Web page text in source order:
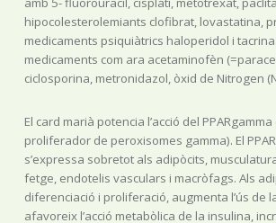
hipocolesterolemiants clofibrat, lovastatina,
medicaments psiquiàtrics haloperidol i
medicaments com ara acetaminofèn
ciclosporina, metronidazol, òxid de Nitrogen
El card marià potencia l’acció del
proliferador de peroxisomes gamma). El
s’expressa sobretot als adipòcits,
fetge, endotelis vasculars i macròfags. Als
diferenciació i proliferació, augmenta l’ús de
afavoreix l’acció metabòlica de la insulina,